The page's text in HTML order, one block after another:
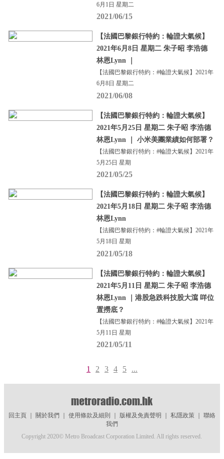
6月1日 星期二
2021/06/15
【法國巴黎銀行特約：輪證大氣候】
2021年6月8日 星期二 朱子昭 李浩德
林恩Lynn ｜
【法國巴黎銀行特約：#輪證大氣候】2021年
6月8日 星期二
2021/06/08
【法國巴黎銀行特約：輪證大氣候】
2021年5月25日 星期二 朱子昭 李浩德
林恩Lynn ｜ 小米美團業績如何部署？
【法國巴黎銀行特約：#輪證大氣候】2021年
5月25日 星期
2021/05/25
【法國巴黎銀行特約：輪證大氣候】
2021年5月18日 星期二 朱子昭 李浩德
林恩Lynn
【法國巴黎銀行特約：#輪證大氣候】2021年
5月18日 星期
2021/05/18
【法國巴黎銀行特約：輪證大氣候】
2021年5月11日 星期二 朱子昭 李浩德
林恩Lynn ｜港股急跌科技股大瀉 咩位
置撈底？
【法國巴黎銀行特約：#輪證大氣候】2021年
5月11日 星期
2021/05/11
1 2 3 4 5 ...
回主頁｜ 關於我們 使用條款及細則 版權及免責聲明 私隱政策｜ 聯絡
我們
Copyright 2020© Metro Broadcast Corporation Limited. All rights reserved.